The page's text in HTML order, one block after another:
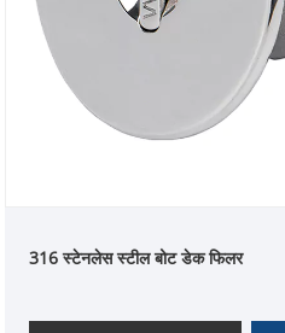
316 स्टेनलेस स्टील बोट डेक फिलर